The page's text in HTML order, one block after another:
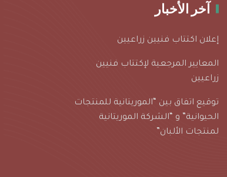
آخر الأخبار
إعلان اكتتاب فنيين زراعيين
المعايير المرجعية لإكتتاب فنيين
زراعيين
توقيع اتفاق بين “الموريتانية للمنتجات
الحيوانية” و “الشركة الموريتانية
لمنتجات الألبان”